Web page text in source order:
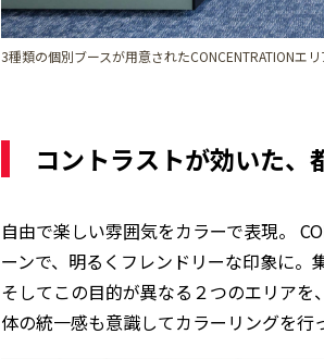
3種類の個別ブースが用意されたCONCENTRATIONエ
コントラストが効いた、
自由で楽しい雰囲気をカラーで表現。
ーンで、明るくフレンドリーな印象に。
そしてこの目的が異なる２つのエリア
体の統一感も意識してカラーリングを行